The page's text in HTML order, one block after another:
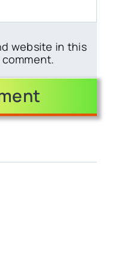
website in this